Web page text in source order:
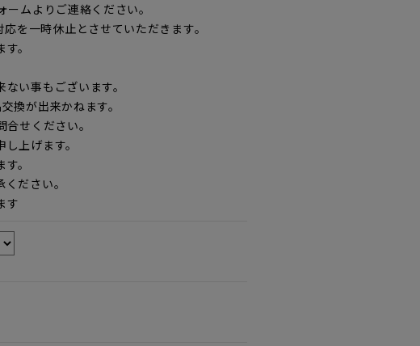
ムよりご連絡ください。
を一時休止とさせていただきます。
。
い事もございます。
換が出来かねます。
せください。
上げます。
。
ださい。
す